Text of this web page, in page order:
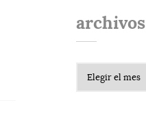
archivos